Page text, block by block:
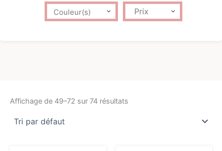
Prix
Affichage de 49–72 sur 74 résultats